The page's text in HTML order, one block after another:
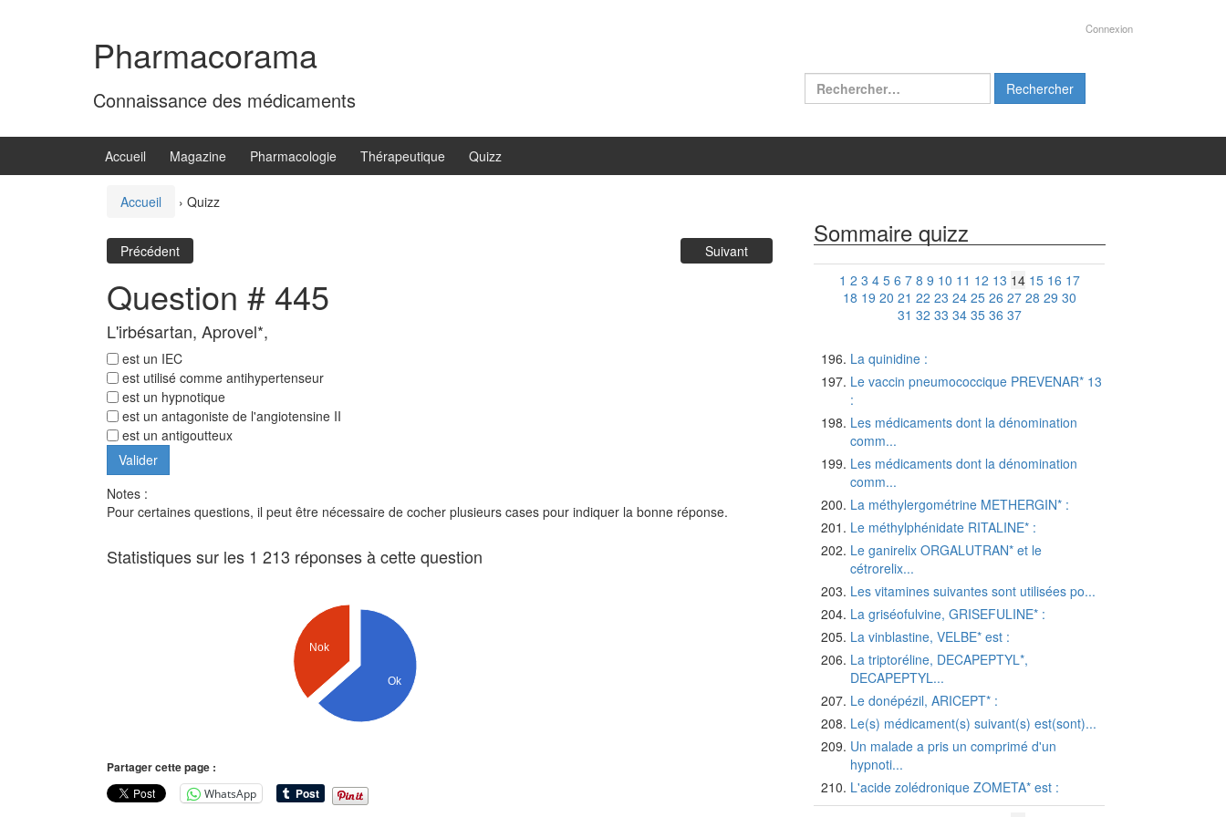
Pharmacorama
Connaissance des médicaments
Connexion
Rechercher :
Accueil Magazine Pharmacologie Thérapeutique Quizz
Accueil › Quizz
Précédent Suivant
Question # 445
L'irbésartan, Aprovel*,
est un IEC
est utilisé comme antihypertenseur
est un hypnotique
est un antagoniste de l'angiotensine II
est un antigoutteux
Notes :
Pour certaines questions, il peut être nécessaire de cocher plusieurs cases pour indiquer la bonne réponse.
Statistiques sur les 1 213 réponses à cette question
Nok
Ok
Partager cette page :
WhatsApp
Sommaire quizz
1 2 3 4 5 6 7 8 9 10 11 12 13 14 15 16 17
18 19 20 21 22 23 24 25 26 27 28 29 30
31 32 33 34 35 36 37
La quinidine :
Le vaccin pneumococcique PREVENAR* 13
:
Les médicaments dont la dénomination
comm...
Les médicaments dont la dénomination
comm...
La méthylergométrine METHERGIN* :
Le méthylphénidate RITALINE* :
Le ganirelix ORGALUTRAN* et le
cétrorelix...
Les vitamines suivantes sont utilisées po...
La griséofulvine, GRISEFULINE* :
La vinblastine, VELBE* est :
La triptoréline, DECAPEPTYL*,
DECAPEPTYL...
Le donépézil, ARICEPT* :
Le(s) médicament(s) suivant(s) est(sont)...
Un malade a pris un comprimé d'un
hypnoti...
L'acide zolédronique ZOMETA* est :